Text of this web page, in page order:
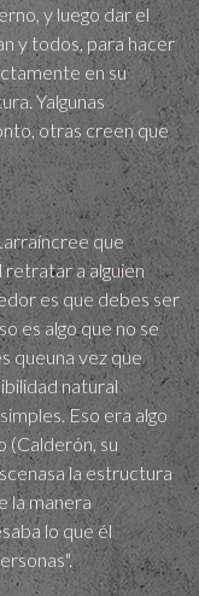
y luego dar el
y todos, para hacer
en su
Yalgunas
otras creen que
que
a alguien
es que debes ser
es algo que no se
queuna vez que
natural
Eso era algo
(Calderón, su
la estructura
la manera
lo que él